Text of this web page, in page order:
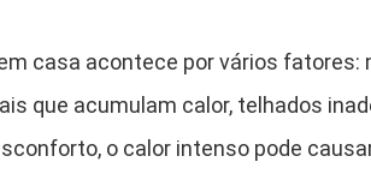
casa acontece por vários fatores:
que acumulam calor, telhados
o calor intenso pode